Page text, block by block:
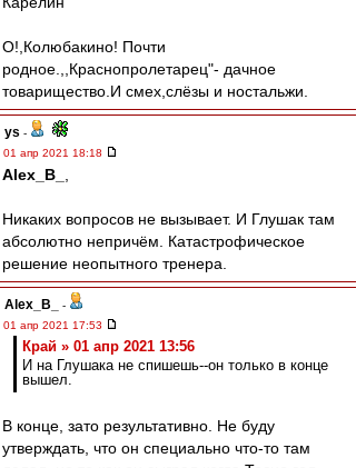
О!,Колюбакино! Почти
родное.,,Краснопролетарец"- дачное
товарищество.И смех,слёзы и ностальжи.
ys -
01 апр 2021 18:18
Alex_B_
Никаких вопросов не вызывает. И Глушак там
абсолютно непричём. Катастрофическое
решение неопытного тренера.
Alex_B_
-
01 апр 2021 17:53
Край » 01 апр 2021 13:56
И на Глушака не спишешь--он только в конце
вышел.
В конце, зато результативно. Не буду
утверждать, что он специально что-то там